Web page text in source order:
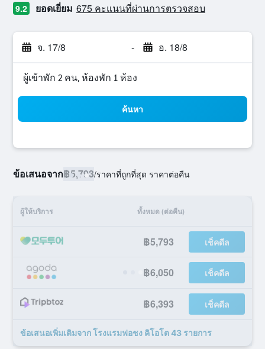
9.2 ยอดเยี่ยม 675 คะแนนที่ผ่านการตรวจสอบ
จ. 17/8 - อ. 18/8
ผู้เข้าพัก 2 คน, ห้องพัก 1 ห้อง
ค้นหา
ข้อเสนอจาก฿5,793/ราคาที่ถูกที่สุด ราคาต่อคืน
ผู้ให้บริการ ทั้งหมด (ต่อคืน)
฿5,793 เช็คดีล
฿6,050 เช็คดีล
฿6,393 เช็คดีล
ข้อเสนอเพิ่มเติมจาก โรงแรมฟอชง คิโอโต 43 รายการ